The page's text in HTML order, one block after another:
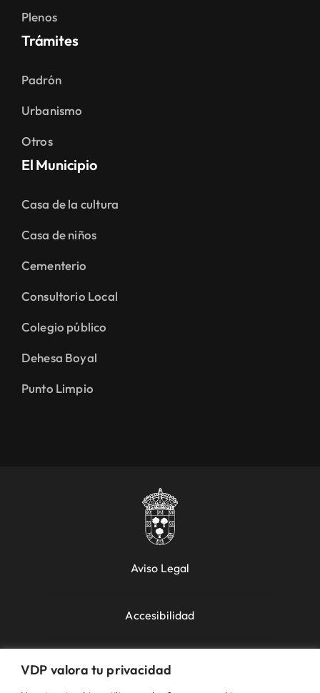
VDP valora tu privacidad
Plenos
Trámites
Padrón
Urbanismo
Otros
El Municipio
Casa de la cultura
Casa de niños
Cementerio
Consultorio Local
Colegio público
Dehesa Boyal
Punto Limpio
Aviso Legal
Accesibilidad
Política de Cookies